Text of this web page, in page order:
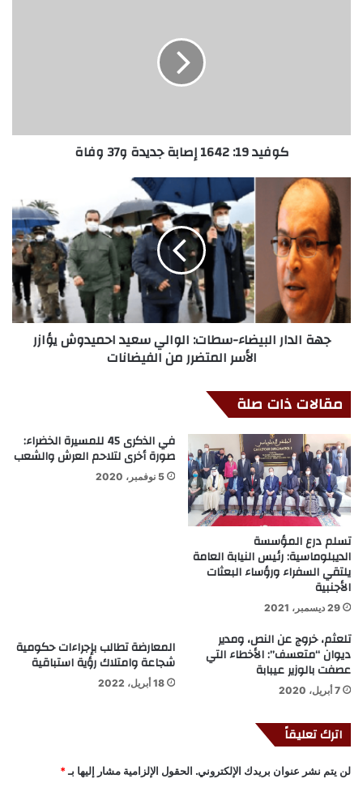
كوفيد 19: 1642 إصابة جديدة و37 وفاة
جهة الدار البيضاء-سطات: الوالي سعيد احميدوش يؤازر
الأسر المتضرر من الفيضانات
مقالات ذات صلة
تسلم درع المؤسسة
الديبلوماسية: رئيس النيابة العامة
يلتقي السفراء ورؤساء البعثات
الأجنبية
29 ديسمبر، 2021
في الذكرى 45 للمسيرة الخضراء:
صورة أخرى لتلاحم العرش والشعب
5 نوفمبر، 2020
تلعثم، خروج عن النص، ومدير
ديوان “متعسف”: الأخطاء التي
عصفت بالوزير عيبابة
7 أبريل، 2020
المعارضة تطالب بإجراءات حكومية
شجاعة وامتلاك رؤية استباقية
18 أبريل، 2022
اترك تعليقاً
لن يتم نشر عنوان بريدك الإلكتروني. الحقول الإلزامية مشار إليها بـ *